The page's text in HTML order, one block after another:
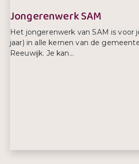
Jongerenwerk SAM
Het jongerenwerk van SAM is voor
jaar) in alle kernen van de
Reeuwijk. Je kan...